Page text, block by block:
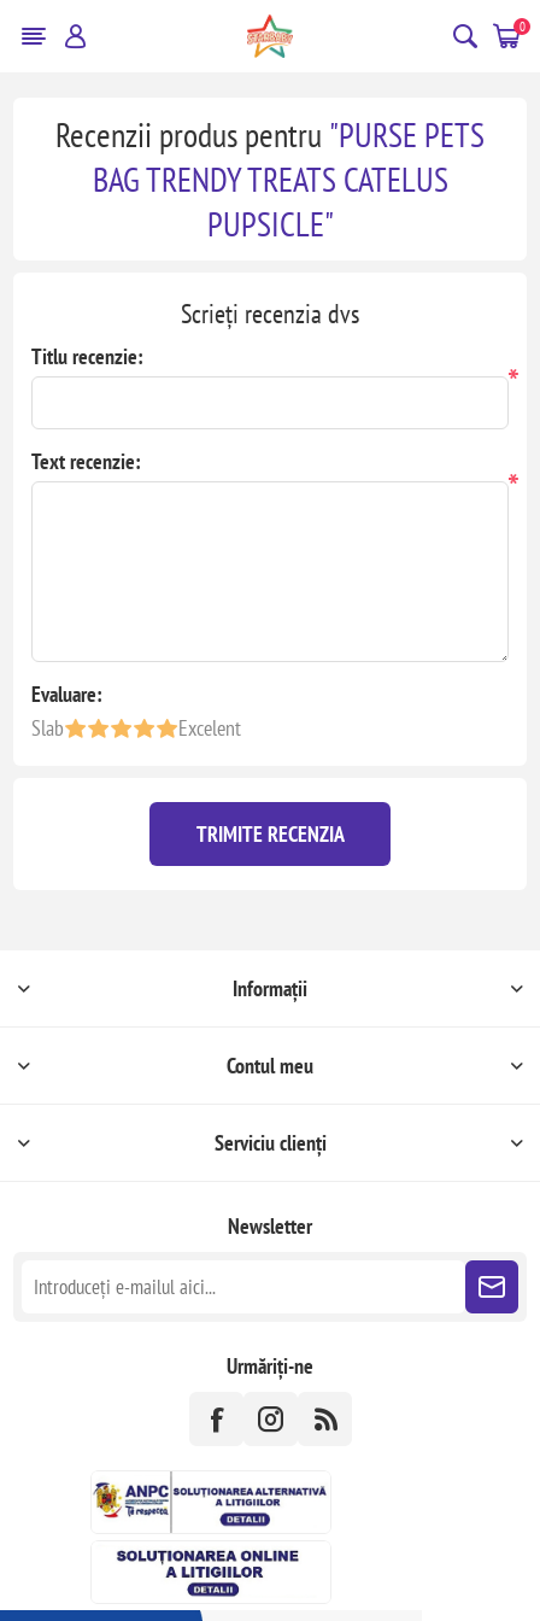
0
Recenzii produs pentru PURSE PETS
BAG TRENDY TREATS CATELUS
PUPSICLE
Scrieți recenzia dvs
Titlu recenzie:
*
Text recenzie:
*
Evaluare:
Slab
Excelent
TRIMITE RECENZIA
Informații
Contul meu
Serviciu clienți
Newsletter
Urmăriți-ne